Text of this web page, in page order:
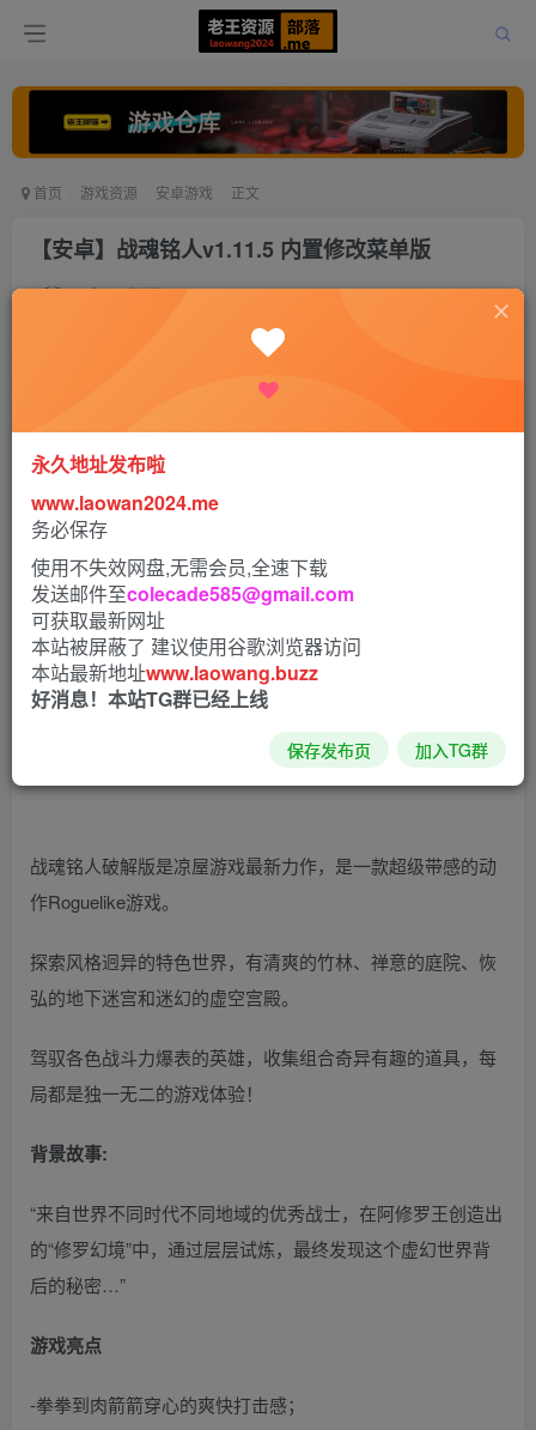
首页 游戏资源 安卓游戏 正文
【安卓】战魂铭人v1.11.5 内置修改菜单版
老王 打赏
战魂铭人破解版是凉屋游戏最新力作，是一款超级带感的动
作Roguelike游戏。
探索风格迥异的特色世界，有清爽的竹林、禅意的庭院、恢
弘的地下迷宫和迷幻的虚空宫殿。
驾驭各色战斗力爆表的英雄，收集组合奇异有趣的道具，每
局都是独一无二的游戏体验！
背景故事:
“来自世界不同时代不同地域的优秀战士，在阿修罗王创造出
的“修罗幻境”中，通过层层试炼，最终发现这个虚幻世界背
后的秘密…”
游戏亮点
-拳拳到肉箭箭穿心的爽快打击感；
永久地址发布啦
www.laowan2024.me
务必保存
使用不失效网盘,无需会员,全速下载
发送邮件至colecade585@gmail.com
可获取最新网址
本站被屏蔽了 建议使用谷歌浏览器访问
本站最新地址www.laowang.buzz
好消息！本站TG群已经上线
保存发布页 加入TG群